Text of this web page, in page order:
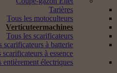
Tarières
Tous les motoculteurs
Verticuteermachines
Tous les scarificateurs
scarificateurs à batterie
scarificateurs à essence
entièrement électriques